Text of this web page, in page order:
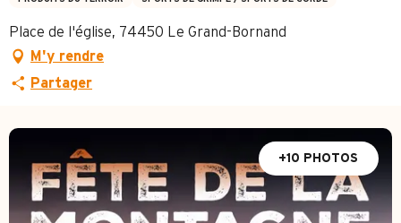
Place de l'église, 74450 Le Grand-Bornand
M'y rendre
Partager
+10 PHOTOS